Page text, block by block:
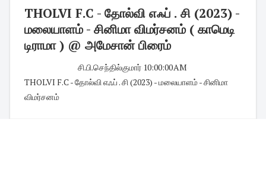
THOLVI F.C - தோல்வி எஃப் . சி (2023) -
மலையாளம் - சினிமா விமர்சனம் ( காமெடி
டிராமா ) @ அமேசான் பிரைம்
சி.பி.செந்தில்குமார்· 10:00:00 AM
THOLVI F.C - தோல்வி எஃப் . சி (2023) - மலையாளம் - சினிமா
விமர்சனம்